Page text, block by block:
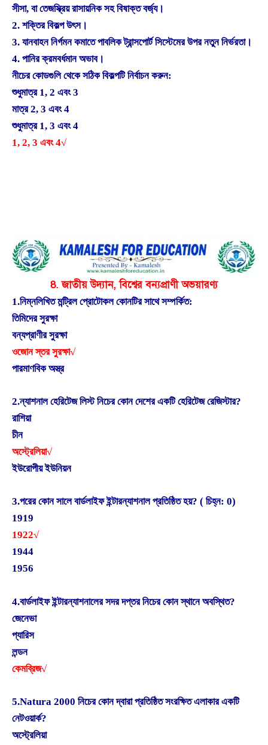
সীসা, বা তেজস্ক্রিয় রাসায়নিক সহ বিষাক্ত বর্জ্য।
2. শক্তির বিকল্প উৎস।
3. যানবাহন নির্গমন কমাতে পাবলিক ট্রান্সপোর্ট সিস্টেমের উপর নতুন নির্ভরতা।
4. পানির ক্রমবর্ধমান অভাব।
নীচের কোডগুলি থেকে সঠিক বিকল্পটি নির্বাচন করুন:
শুধুমাত্র 1, 2 এবং 3
মাত্র 2, 3 এবং 4
শুধুমাত্র 1, 3 এবং 4
1, 2, 3 এবং 4√
8. জাতীয় উদ্যান, বিশ্বের বন্যপ্রাণী অভয়ারণ্য
1.নিম্নলিখিত মন্ট্রিল প্রোটোকল কোনটির সাথে সম্পর্কিত:
তিমিদের সুরক্ষা
বন্যপ্রাণীর সুরক্ষা
ওজোন স্তর সুরক্ষা√
পারমাণবিক অস্ত্র
2.ন্যাশনাল হেরিটেজ লিস্ট নিচের কোন দেশের একটি হেরিটেজ রেজিস্টার?
রাশিয়া
চীন
অস্ট্রেলিয়া√
ইউরোপীয় ইউনিয়ন
3.পরের কোন সালে বার্ডলাইফ ইন্টারন্যাশনাল প্রতিষ্ঠিত হয়? ( চিহ্ন: 0)
1919
1922√
1944
1956
4.বার্ডলাইফ ইন্টারন্যাশনালের সদর দপ্তর নিচের কোন স্থানে অবস্থিত?
জেনেভা
প্যারিস
লন্ডন
কেমব্রিজ√
5.Natura 2000 নিচের কোন দ্বারা প্রতিষ্ঠিত সংরক্ষিত এলাকার একটি
নেটওয়ার্ক?
অস্ট্রেলিয়া